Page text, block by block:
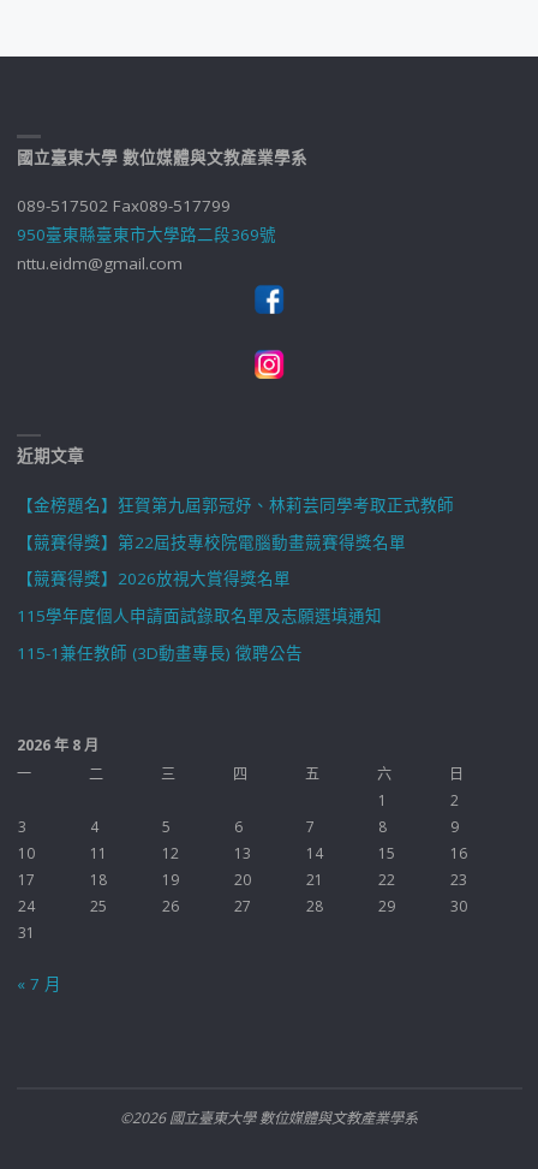
國立臺東大學 數位媒體與文教產業學系
089-517502 Fax089-517799
950臺東縣臺東市大學路二段369號
nttu.eidm@gmail.com
近期文章
【金榜題名】狂賀第九屆郭冠妤、林莉芸同學考取正式教師
【競賽得獎】第22屆技專校院電腦動畫競賽得獎名單
【競賽得獎】2026放視大賞得獎名單
115學年度個人申請面試錄取名單及志願選填通知
115-1兼任教師 (3D動畫專長) 徵聘公告
2026 年 8 月
一
二 三 四 五 六
日
1
2
3
4 5 6 7 8
9
10
11 12 13 14 15
16
17
18 19 20 21 22
23
24
25 26 27 28 29
30
31
« 7 月
©2026 國立臺東大學 數位媒體與文教產業學系